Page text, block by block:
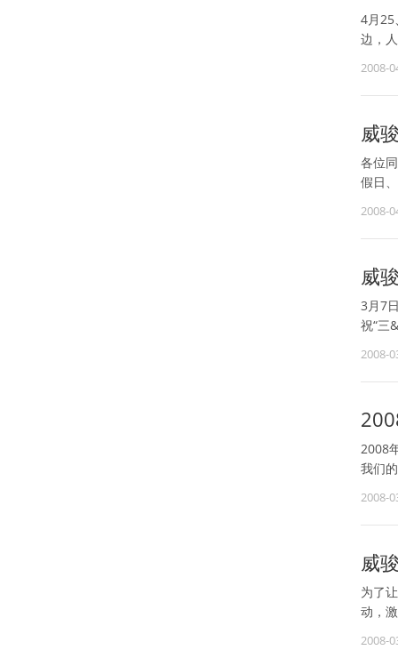
4月25
边，
2008-
威
各位
假日
2008-
威
3月7
祝“三
2008-
2008
我们
2008-
威
为了
动，
2008-